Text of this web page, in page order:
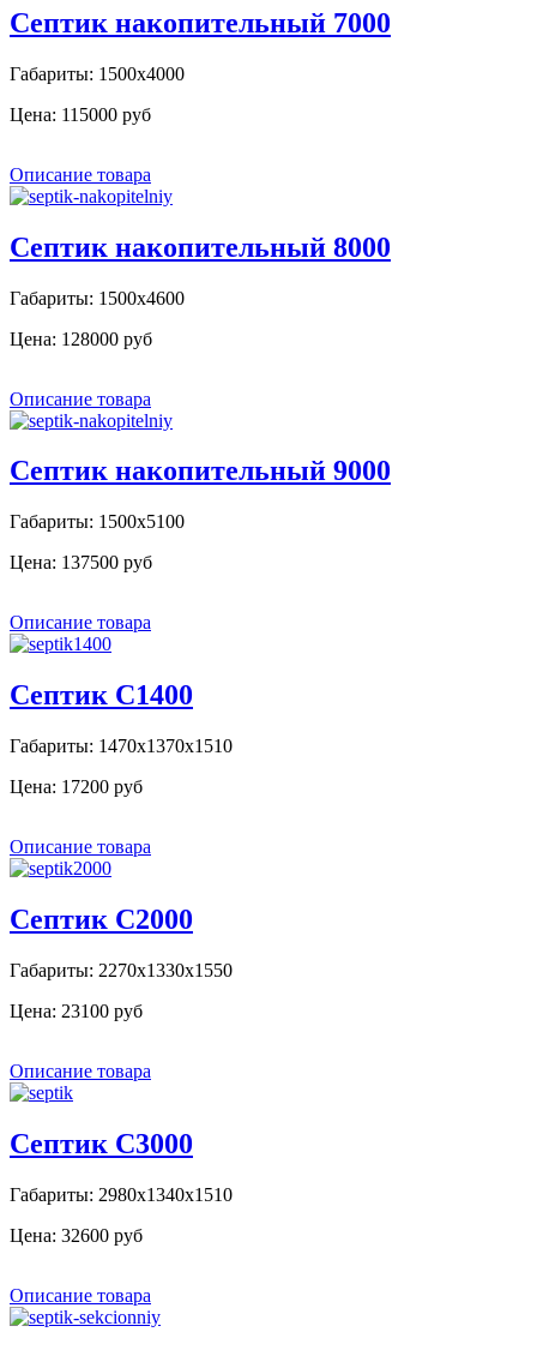
Септик накопительный 7000
Габариты: 1500х4000
Цена: 115000 руб
Описание товара
Септик накопительный 8000
Габариты: 1500х4600
Цена: 128000 руб
Описание товара
Септик накопительный 9000
Габариты: 1500х5100
Цена: 137500 руб
Описание товара
Септик С1400
Габариты: 1470х1370х1510
Цена: 17200 руб
Описание товара
Септик С2000
Габариты: 2270х1330х1550
Цена: 23100 руб
Описание товара
Септик С3000
Габариты: 2980х1340х1510
Цена: 32600 руб
Описание товара